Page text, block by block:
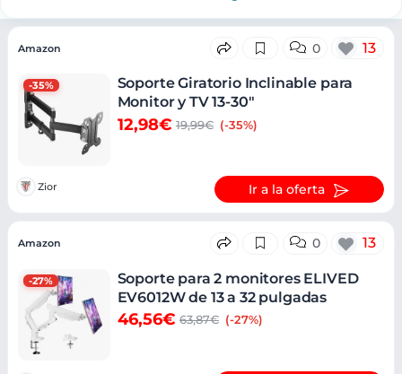
Ofertas
-35%
Amazon 0 13
Soporte Giratorio Inclinable para
Monitor y TV 13-30"
12,98€ 19,99€ (-35%)
Zior Ir a la oferta
-27%
Amazon 0 13
Soporte para 2 monitores ELIVED
EV6012W de 13 a 32 pulgadas
46,56€ 63,87€ (-27%)